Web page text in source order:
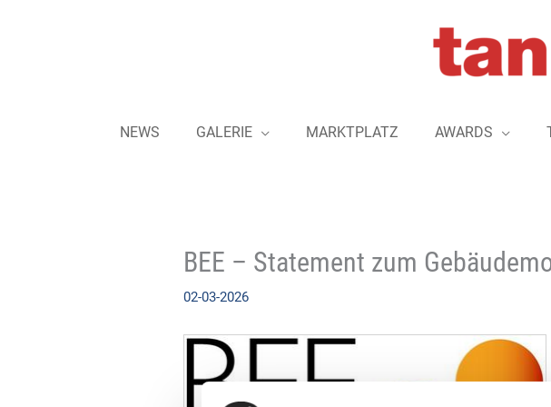
NEWS GALERIE MARKTPLATZ AWARDS
BEE – Statement zum
02-03-2026